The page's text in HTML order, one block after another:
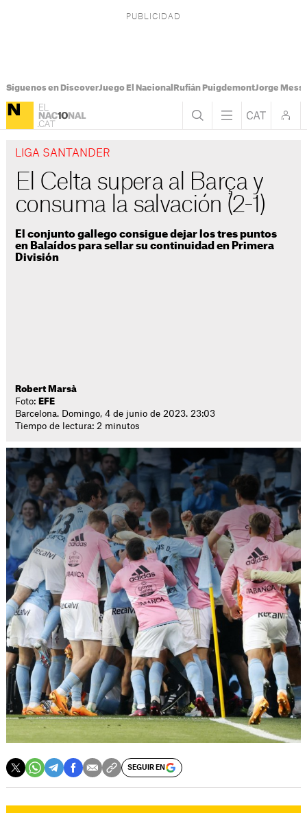
Síguenos en DiscoverJuego El Nacional Rufián PuigdemontJorge Messi
LIGA SANTANDER
El Celta supera al Barça y
consuma la salvación (2-1)
El conjunto gallego consigue dejar los tres puntos
en Balaídos para sellar su continuidad en Primera
División
Robert Marsà
Foto: EFE
Barcelona. Domingo, 4 de junio de 2023. 23:03
Tiempo de lectura: 2 minutos
SEGUIR EN